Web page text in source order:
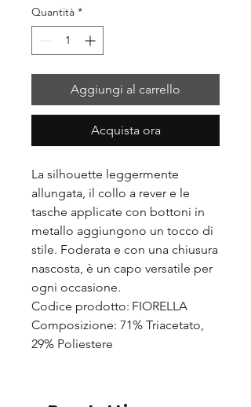
Quantità *
Aggiungi al carrello
Acquista ora
La silhouette leggermente
allungata, il collo a rever e le
tasche applicate con bottoni in
metallo aggiungono un tocco di
stile. Foderata e con una chiusura
nascosta, è un capo versatile per
ogni occasione.
Codice prodotto: FIORELLA
Composizione: 71% Triacetato,
29% Poliestere